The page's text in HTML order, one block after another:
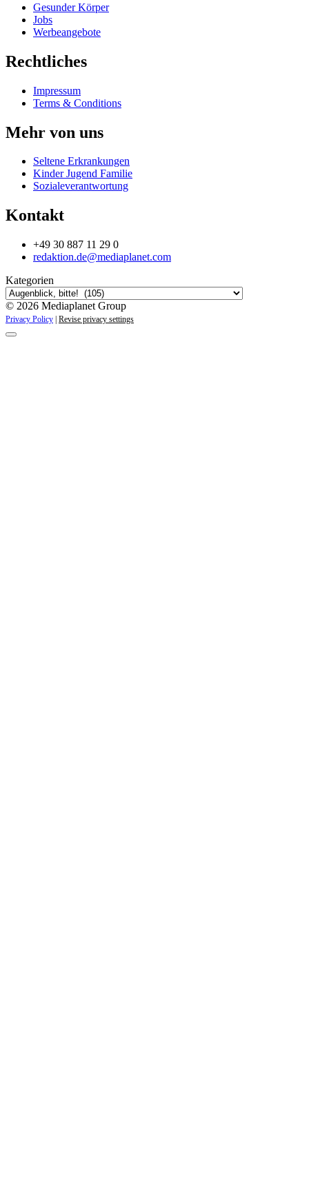
Gesunder Körper
Jobs
Werbeangebote
Rechtliches
Impressum
Terms & Conditions
Mehr von uns
Seltene Erkrankungen
Kinder Jugend Familie
Sozialeverantwortung
Kontakt
+49 30 887 11 29 0
redaktion.de@mediaplanet.com
Kategorien
© 2026 Mediaplanet Group
Privacy Policy Revise privacy settings